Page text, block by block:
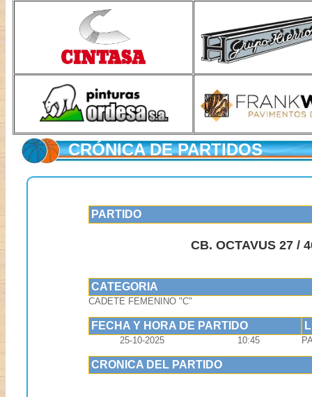
CRÓNICA DE PARTIDOS
PARTIDO
CB. OCTAVUS 27 /
CATEGORIA
CADETE FEMENINO "C"
FECHA Y HORA DE PARTIDO
25-10-2025 10:45
CRONICA DEL PARTIDO